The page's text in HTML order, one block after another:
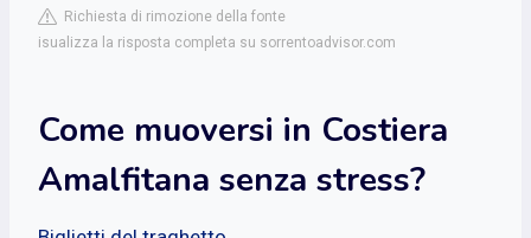
Richiesta di rimozione della fonte
isualizza la risposta completa su sorrentoadvisor.com
Come muoversi in Costiera
Amalfitana senza stress?